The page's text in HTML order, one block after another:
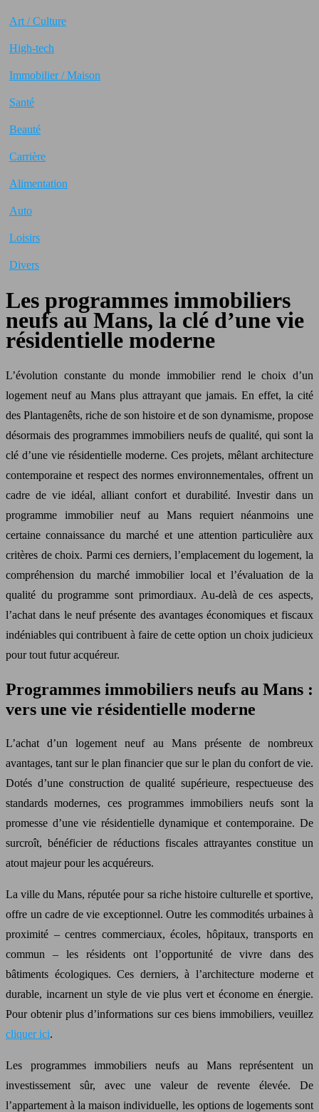
Art / Culture
High-tech
Immobilier / Maison
Santé
Beauté
Carrière
Alimentation
Auto
Loisirs
Divers
Les programmes immobiliers
neufs au Mans, la clé d’une vie
résidentielle moderne
L’évolution constante du monde immobilier rend le choix d’un
logement neuf au Mans plus attrayant que jamais. En effet, la cité
des Plantagenêts, riche de son histoire et de son dynamisme, propose
désormais des programmes immobiliers neufs de qualité, qui sont la
clé d’une vie résidentielle moderne. Ces projets, mêlant architecture
contemporaine et respect des normes environnementales, offrent un
cadre de vie idéal, alliant confort et durabilité. Investir dans un
programme immobilier neuf au Mans requiert néanmoins une
certaine connaissance du marché et une attention particulière aux
critères de choix. Parmi ces derniers, l’emplacement du logement, la
compréhension du marché immobilier local et l’évaluation de la
qualité du programme sont primordiaux. Au-delà de ces aspects,
l’achat dans le neuf présente des avantages économiques et fiscaux
indéniables qui contribuent à faire de cette option un choix judicieux
pour tout futur acquéreur.
Programmes immobiliers neufs au Mans :
vers une vie résidentielle moderne
L’achat d’un logement neuf au Mans présente de nombreux
avantages, tant sur le plan financier que sur le plan du confort de vie.
Dotés d’une construction de qualité supérieure, respectueuse des
standards modernes, ces programmes immobiliers neufs sont la
promesse d’une vie résidentielle dynamique et contemporaine. De
surcroît, bénéficier de réductions fiscales attrayantes constitue un
atout majeur pour les acquéreurs.
La ville du Mans, réputée pour sa riche histoire culturelle et sportive,
offre un cadre de vie exceptionnel. Outre les commodités urbaines à
proximité – centres commerciaux, écoles, hôpitaux, transports en
commun – les résidents ont l’opportunité de vivre dans des
bâtiments écologiques. Ces derniers, à l’architecture moderne et
durable, incarnent un style de vie plus vert et économe en énergie.
Pour obtenir plus d’informations sur ces biens immobiliers, veuillez
cliquer ici.
Les programmes immobiliers neufs au Mans représentent un
investissement sûr, avec une valeur de revente élevée. De
l’appartement à la maison individuelle, les options de logements sont